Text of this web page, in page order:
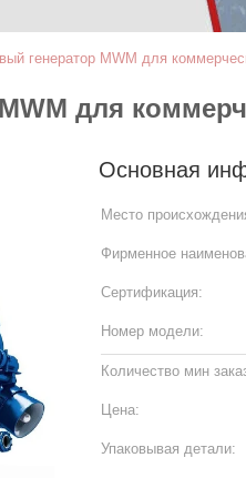
генератор MWM для
для
Основная
Место
Фирменное
Сертификация:
Номер модели:
Количество мин
Цена:
Упаковывая детали: